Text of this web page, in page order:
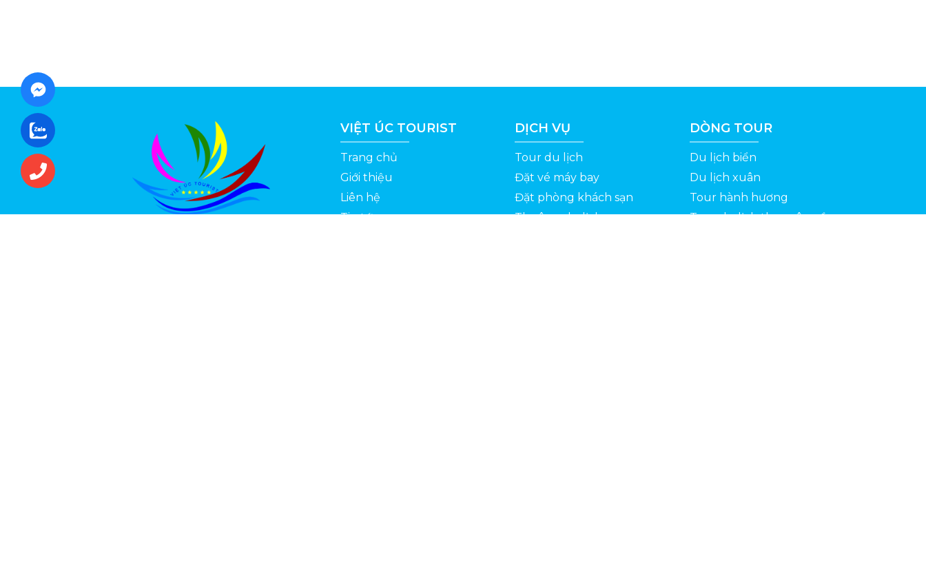
VIỆT ÚC TOURIST
Trang chủ
Giới thiệu
Liên hệ
Tin tức
DỊCH VỤ
Tour du lịch
Đặt vé máy bay
Đặt phòng khách sạn
Thuê xe du lịch
DÒNG TOUR
Du lịch biển
Du lịch xuân
Tour hành hương
Tour du lịch theo yêu cầu